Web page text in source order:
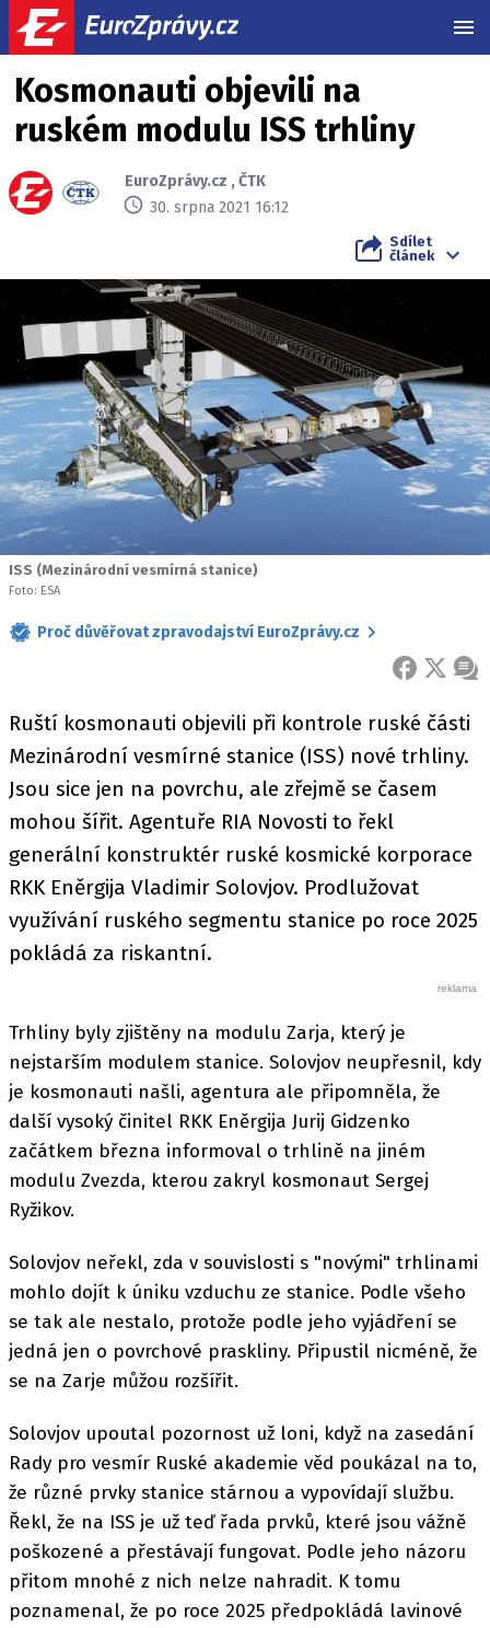
Kosmonauti objevili na
ruském modulu ISS trhliny
EuroZprávy.cz ,ČTK
30. srpna 2021 16:12
Sdílet
článek
ISS (Mezinárodní vesmírná stanice)
Foto: ESA
Proč důvěřovat zpravodajství EuroZprávy.cz
FACEBOOK
X
Ruští kosmonauti objevili při kontrole ruské části
Mezinárodní vesmírné stanice (ISS) nové trhliny.
Jsou sice jen na povrchu, ale zřejmě se časem
mohou šířit. Agentuře RIA Novosti to řekl
generální konstruktér ruské kosmické korporace
RKK Eněrgija Vladimir Solovjov. Prodlužovat
využívání ruského segmentu stanice po roce 2025
pokládá za riskantní.
Trhliny byly zjištěny na modulu Zarja, který je
nejstarším modulem stanice. Solovjov neupřesnil, kdy
je kosmonauti našli, agentura ale připomněla, že
další vysoký činitel RKK Eněrgija Jurij Gidzenko
začátkem března informoval o trhlině na jiném
modulu Zvezda, kterou zakryl kosmonaut Sergej
Ryžikov.
Solovjov neřekl, zda v souvislosti s "novými" trhlinami
mohlo dojít k úniku vzduchu ze stanice. Podle všeho
se tak ale nestalo, protože podle jeho vyjádření se
jedná jen o povrchové praskliny. Připustil nicméně, že
se na Zarje můžou rozšířit.
Solovjov upoutal pozornost už loni, když na zasedání
Rady pro vesmír Ruské akademie věd poukázal na to,
že různé prvky stanice stárnou a vypovídají službu.
Řekl, že na ISS je už teď řada prvků, které jsou vážně
poškozené a přestávají fungovat. Podle jeho názoru
přitom mnohé z nich nelze nahradit. K tomu
poznamenal, že po roce 2025 předpokládá lavinové